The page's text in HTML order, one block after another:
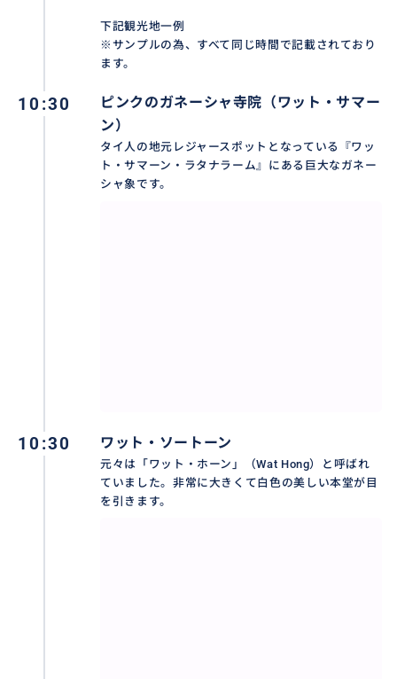
下記観光地一例
※サンプルの為、すべて同じ時間で記載されており
ます。
10:30
ピンクのガネーシャ寺院（ワット・サマー
ン）
タイ人の地元レジャースポットとなっている『ワッ
ト・サマーン・ラタナラーム』にある巨大なガネー
シャ象です。
10:30 ワット・ソートーン
元々は「ワット・ホーン」（Wat Hong）と呼ばれ
ていました。非常に大きくて白色の美しい本堂が目
を引きます。